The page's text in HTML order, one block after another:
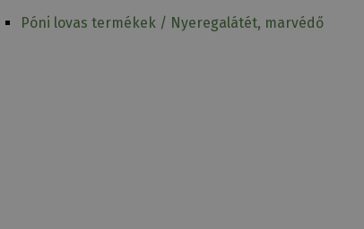
Póni lovas termékek / Nyeregalátét, marvédő